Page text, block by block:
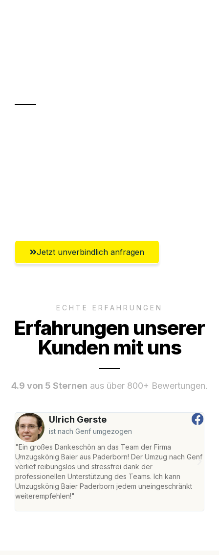
Jetzt unverbindlich anfragen
ECHTE ERFAHRUNGEN
Erfahrungen unserer
Kunden mit uns
4.9 von 5 Sternen aus über 800+ Bewertungen.
Ulrich Gerste
ist nach Genf umgezogen
"Ein großes Dankeschön an das Team der Firma
Umzugskönig Baier aus Paderborn! Der Umzug nach Genf
verlief reibungslos und stressfrei dank der
professionellen Unterstützung des Teams. Ich kann
Umzugskönig Baier Paderborn jedem uneingeschränkt
weiterempfehlen!"